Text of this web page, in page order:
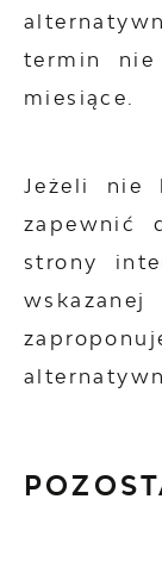
termin nie
miesiące.
Jeżeli nie
zapewnić
strony